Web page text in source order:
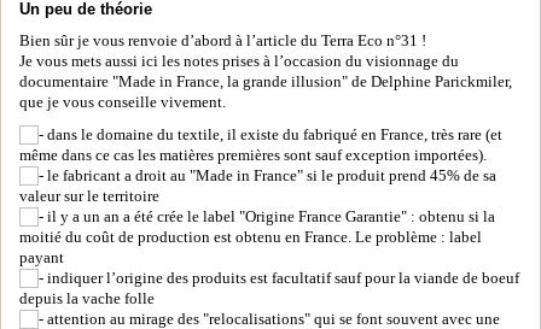
Un peu de théorie
Bien sûr je vous renvoie d’abord à l’article du Terra Eco n°31 !
Je vous mets aussi ici les notes prises à l’occasion du visionnage du
documentaire "Made in France, la grande illusion" de Delphine Parickmiler,
que je vous conseille vivement.
dans le domaine du textile, il existe du fabriqué en France, très rare (et
même dans ce cas les matières premières sont sauf exception importées).
le fabricant a droit au "Made in France" si le produit prend 45% de sa
valeur sur le territoire
il y a un an a été crée le label "Origine France Garantie" : obtenu si la
moitié du coût de production est obtenu en France. Le problème : label
payant
indiquer l’origine des produits est facultatif sauf pour la viande de boeuf
depuis la vache folle
attention au mirage des "relocalisations" qui se font souvent avec une